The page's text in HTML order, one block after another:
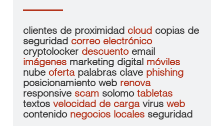
clientes de proximidad cloud copias de
seguridad correo electrónico
cryptolocker descuento email
imágenes marketing digital móviles
nubeoferta palabras clave phishing
posicionamiento web renova
responsive scam solomotabletas
textosvelocidad de cargavirusweb
contenido negocios locales seguridad